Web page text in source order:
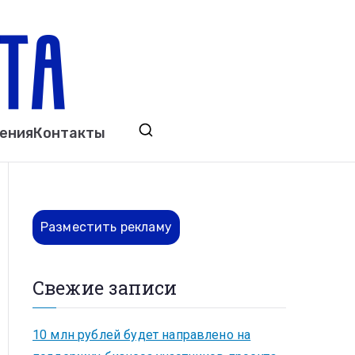
Выкса. Муром. Кулебаки. Навашино,
Контакты
Разместить рекламу
Свежие записи
10 млн рублей будет направлено на